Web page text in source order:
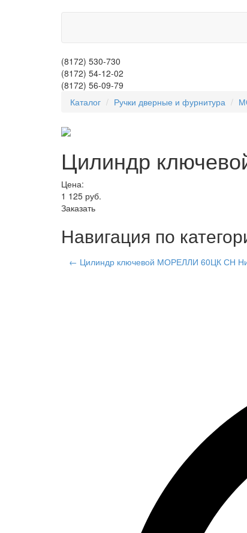
(8172) 530-730
(8172) 54-12-02
(8172) 56-09-79
Каталог Ручки дверные и фурнитура
Цилиндр
Цена:
1 125 руб.
Заказать
Навигация по
← Цилиндр ключевой МОРЕЛЛИ 60ЦК СН